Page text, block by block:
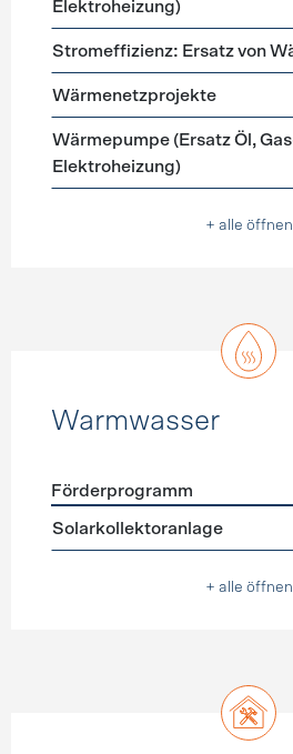
Elektroheizung)
Stromeffizienz: Ersatz von
Wärmenetzprojekte
Wärmepumpe (Ersatz Öl,
Elektroheizung)
+ alle öffnen
Warmwasser
Förderprogramme
Förderprogramm
Solarkollektoranlage
+ alle öffnen